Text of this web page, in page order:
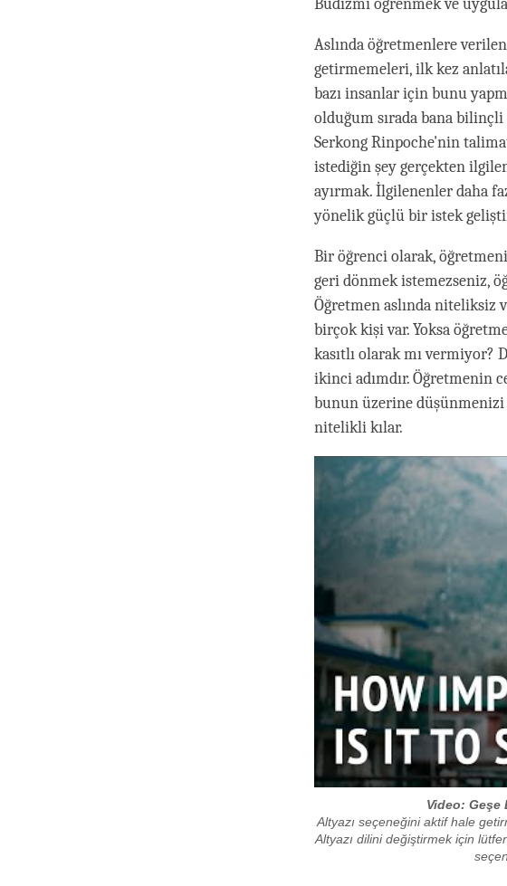
Budizmi öğrenmek ve
Aslında öğretmenlere
getirmemeleri, ilk kez
bazı insanlar için bunu
olduğum sırada bana
Serkong Rinpoche'nin
istediğin şey gerçekten
ayırmak. İlgilenenler daha
yönelik güçlü bir istek
Bir öğrenci olarak,
geri dönmek istemezseniz,
Öğretmen aslında niteliksiz
birçok kişi var. Yoksa
kasıtlı olarak mı
ikinci adımdır. Öğretmenin
bunun üzerine düşünmenizi
nitelikli kılar.
Video:
Altyazı seçeneğini aktif hale
Altyazı dilini değiştirmek için